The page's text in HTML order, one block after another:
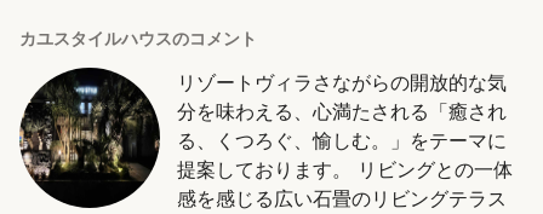
カユスタイルハウスのコメント
リゾートヴィラさながらの開放的な気
分を味わえる、心満たされる「癒され
る、くつろぐ、愉しむ。」をテーマに
提案しております。 リビングとの一体
感を感じる広い石畳のリビングテラス